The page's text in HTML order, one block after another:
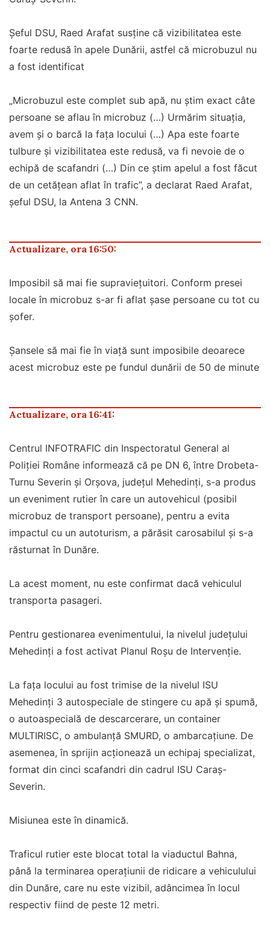
Șeful DSU, Raed Arafat susține că vizibilitatea este
foarte redusă în apele Dunării, astfel că microbuzul nu
a fost identificat
„Microbuzul este complet sub apă, nu știm exact câte
persoane se aflau în microbuz (…) Urmărim situația,
avem și o barcă la fața locului (…) Apa este foarte
tulbure și vizibilitatea este redusă, va fi nevoie de o
echipă de scafandri (…) Din ce știm apelul a fost făcut
de un cetățean aflat în trafic”, a declarat Raed Arafat,
șeful DSU, la Antena 3 CNN.
Actualizare, ora 16:50:
Imposibil să mai fie supraviețuitori. Conform presei
locale în microbuz s-ar fi aflat șase persoane cu tot cu
șofer.
Șansele să mai fie în viață sunt imposibile deoarece
acest microbuz este pe fundul dunării de 50 de minute
Actualizare, ora 16:41:
Centrul INFOTRAFIC din Inspectoratul General al
Poliției Române informează că pe DN 6, între Drobeta-
Turnu Severin și Orșova, județul Mehedinți, s-a produs
un eveniment rutier în care un autovehicul (posibil
microbuz de transport persoane), pentru a evita
impactul cu un autoturism, a părăsit carosabilul și s-a
răsturnat în Dunăre.
La acest moment, nu este confirmat dacă vehiculul
transporta pasageri.
Pentru gestionarea evenimentului, la nivelul județului
Mehedinți a fost activat Planul Roșu de Intervenție.
La fața locului au fost trimise de la nivelul ISU
Mehedinți 3 autospeciale de stingere cu apă şi spumă,
o autoaspecială de descarcerare, un container
MULTIRISC, o ambulanță SMURD, o ambarcațiune. De
asemenea, în sprijin acționează un echipaj specializat,
format din cinci scafandri din cadrul ISU Caraș-
Severin.
Misiunea este în dinamică.
Traficul rutier este blocat total la viaductul Bahna,
până la terminarea operațiunii de ridicare a vehiculului
din Dunăre, care nu este vizibil, adâncimea în locul
respectiv fiind de peste 12 metri.